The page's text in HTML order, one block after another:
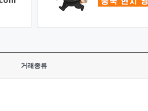
거래종류